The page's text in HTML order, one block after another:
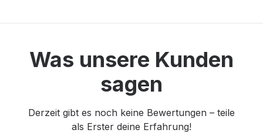
Was unsere Kunden
sagen
Derzeit gibt es noch keine Bewertungen – teile
als Erster deine Erfahrung!